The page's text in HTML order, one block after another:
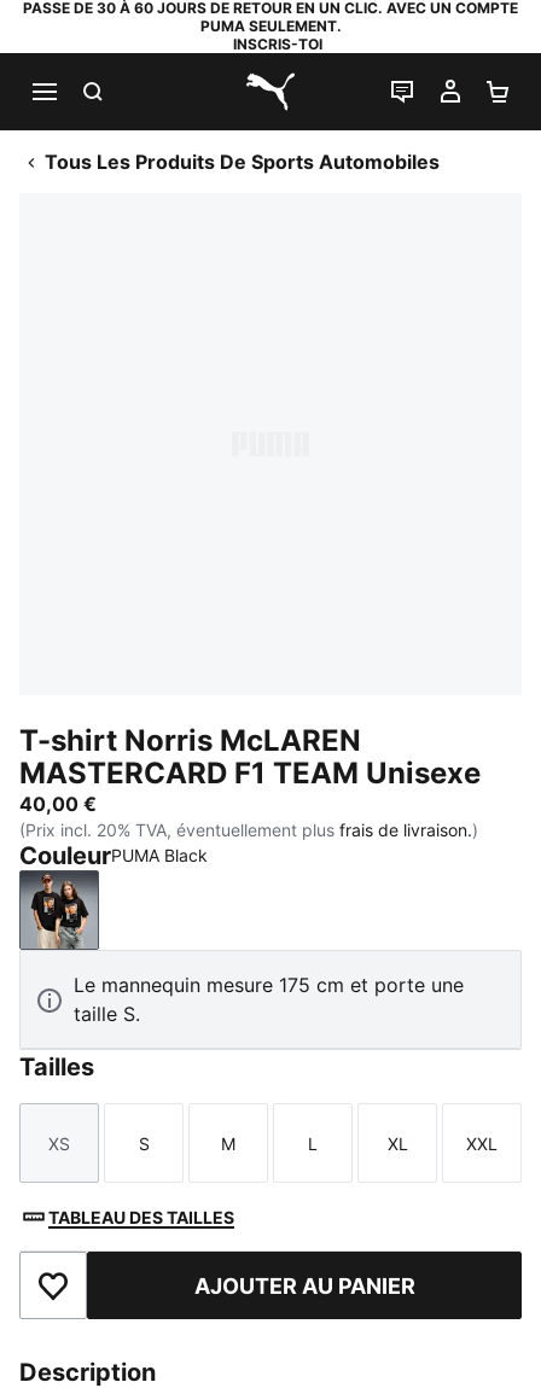
PASSE DE 30 À 60 JOURS DE RETOUR EN UN CLIC. AVEC UN COMPTE
PUMA SEULEMENT.
INSCRIS-TOI
PUMA.com
LIVE CHAT
MON
Tous Les Produits De Sports Automobiles
T-shirt Norris McLAREN
MASTERCARD F1 TEAM Unisexe
40,00 €
(Prix incl. 20% TVA, éventuellement plus frais de livraison.)
CouleurPUMA Black
PUMA Black
Le mannequin mesure 175 cm et porte une
taille S.
Tailles
Taille
XS
Taille
S
Taille
M
Taille
L
Taille
XL
Taille
XXL
TABLEAU DES TAILLES
Ajouter aux favorisAJOUTER AU PANIER
Description